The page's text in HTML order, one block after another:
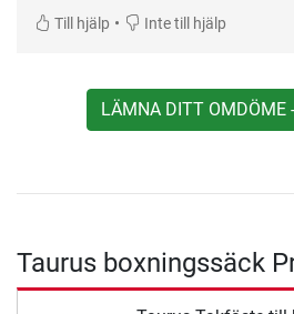
Till hjälp • Inte till hjälp
LÄMNA DITT OMDÖME
Taurus boxningssäck